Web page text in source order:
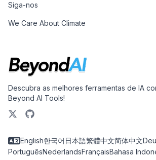
Siga-nos
We Care About Climate
Descubra as melhores ferramentas de IA
Beyond AI Tools!
English한국어 日本語繁體中文简体中文
PortuguêsNederlandsFrançaisBahasa